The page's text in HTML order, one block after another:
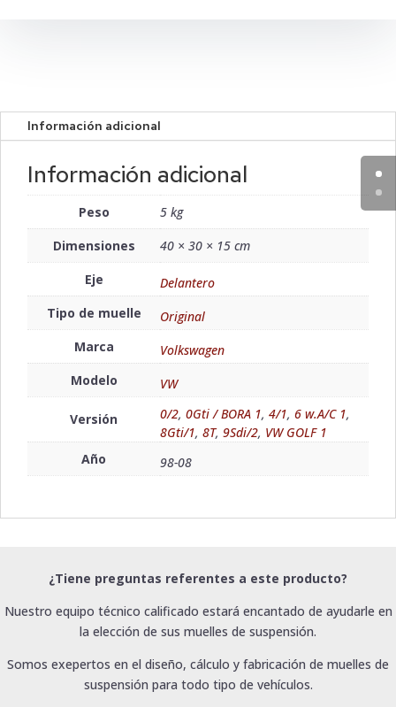
Información adicional
Información adicional
Peso
5 kg
Dimensiones
40 × 30 × 15 cm
Eje
Delantero
Tipo de muelle
Original
Marca
Volkswagen
Modelo
VW
Versión 0/2, 0Gti / BORA 1, 4/1, 6 w.A/C 1,
8Gti/1, 8T, 9Sdi/2, VW GOLF 1
Año
98-08
¿Tiene preguntas referentes a este producto?
Nuestro equipo técnico calificado estará encantado de ayudarle en
la elección de sus muelles de suspensión.
Somos exepertos en el diseño, cálculo y fabricación de muelles de
suspensión para todo tipo de vehículos.